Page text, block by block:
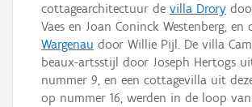
cottagearchitectuur de villa Drory
Vaes en Joan Coninck Westenberg, en
Wargenau door Willie Pijl. De villa
beaux-artsstijl door Joseph Hertogs
nummer 9, en een cottagevilla uit
op nummer 16, werden in de loop